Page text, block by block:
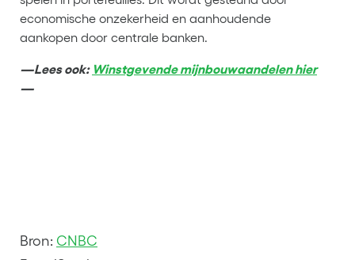
economische onzekerheid en aanhoudende
aankopen door centrale banken.
—Lees ook: Winstgevende mijnbouwaandelen hier
—
Bron: CNBC